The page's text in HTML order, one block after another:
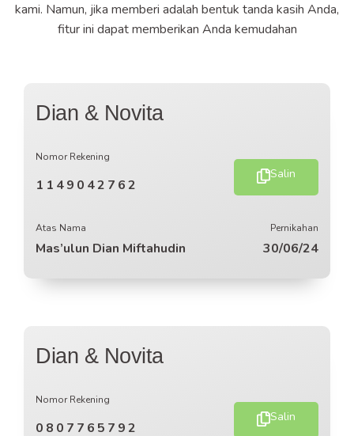
kami. Namun, jika memberi adalah bentuk tanda kasih Anda,
fitur ini dapat memberikan Anda kemudahan
Dian & Novita
Nomor Rekening
1149042762
Salin
Atas Nama
Mas’ulun Dian Miftahudin
Pernikahan
30/06/24
Dian & Novita
Nomor Rekening
0807765792
Salin